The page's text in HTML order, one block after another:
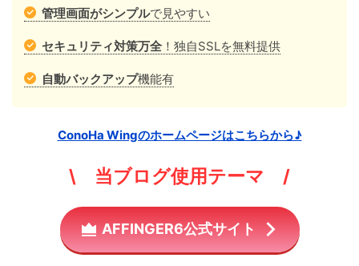
管理画面がシンプルで見やすい
セキュリティ対策万全 ！独自SSLを無料提供
自動バックアップ機能有
ConoHa Wingのホームページはこちらから♪
\ 当ブログ使用テーマ /
AFFINGER6公式サイト